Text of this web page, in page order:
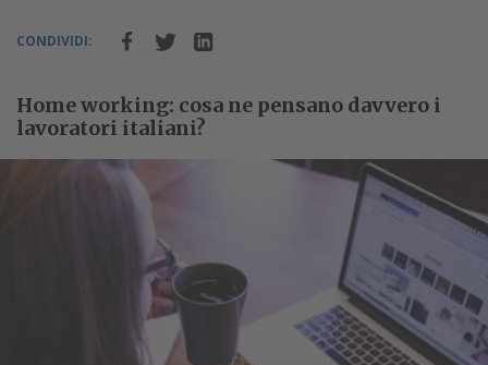
CONDIVIDI:
Home working: cosa ne pensano davvero i
lavoratori italiani?